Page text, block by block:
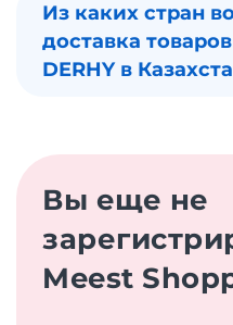
Из каких стран
доставка
DERHY в
Вы еще не
Meest